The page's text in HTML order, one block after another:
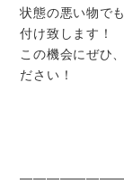
状態の悪い物で
付け致します！
この機会にぜひ
ださい！